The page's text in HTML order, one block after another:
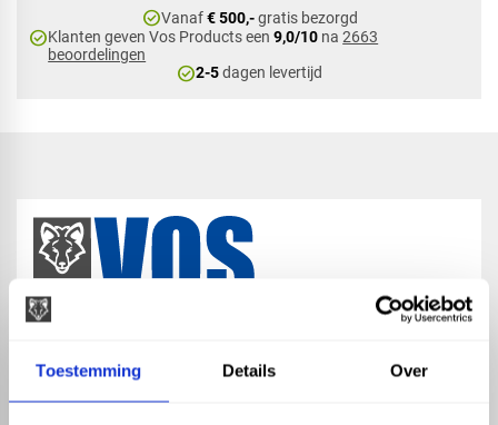
Toestemming Details Over
check_circleVanaf€ 500,-gratis bezorgd
check_circleKlanten geven Vos Products een9,0/10 na2663
beoordelingen
check_circle2-5dagen levertijd
phone_enabled +31 416 75 02 55
mail info@vosproducts.nl